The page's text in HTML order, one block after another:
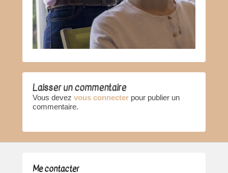
Laisser un commentaire
Vous devez vous connecter pour publier un
commentaire.
Me contacter